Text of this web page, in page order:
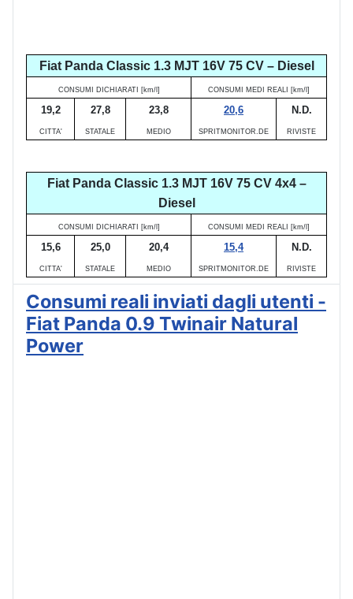
Fiat Panda Classic 1.3 MJT 16V 75 CV – Diesel
CONSUMI DICHIARATI [km/l] CONSUMI MEDI REALI [km/l]
19,2 27,8 23,8 20,6 N.D.
CITTA' STATALE MEDIO SPRITMONITOR.DE RIVISTE
Fiat Panda Classic 1.3 MJT 16V 75 CV 4x4 –
Diesel
CONSUMI DICHIARATI [km/l] CONSUMI MEDI REALI [km/l]
15,6 25,0 20,4 15,4 N.D.
CITTA' STATALE MEDIO SPRITMONITOR.DE RIVISTE
Consumi reali inviati dagli utenti -
Fiat Panda 0.9 Twinair Natural
Power